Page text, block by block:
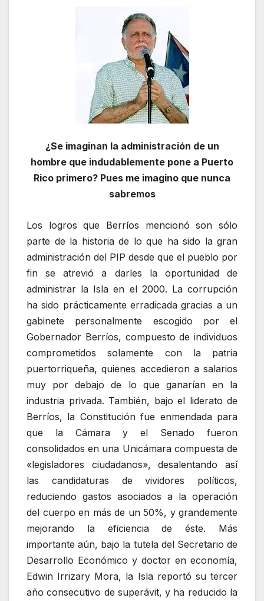
¿Se imaginan la administración de un
hombre que indudablemente pone a Puerto
Rico primero? Pues me imagino que nunca
sabremos
Los logros que Berríos mencionó son sólo
parte de la historia de lo que ha sido la gran
administración del PIP desde que el pueblo por
fin se atrevió a darles la oportunidad de
administrar la Isla en el 2000. La corrupción
ha sido prácticamente erradicada gracias a un
gabinete personalmente escogido por el
Gobernador Berríos, compuesto de individuos
comprometidos solamente con la patria
puertorriqueña, quienes accedieron a salarios
muy por debajo de lo que ganarían en la
industria privada. También, bajo el liderato de
Berríos, la Constitución fue enmendada para
que la Cámara y el Senado fueron
consolidados en una Unicámara compuesta de
«legisladores ciudadanos», desalentando así
las candidaturas de vividores políticos,
reduciendo gastos asociados a la operación
del cuerpo en más de un 50%, y grandemente
mejorando la eficiencia de éste. Más
importante aún, bajo la tutela del Secretario de
Desarrollo Económico y doctor en economía,
Edwin Irrizary Mora, la Isla reportó su tercer
año consecutivo de superávit, y ha reducido la